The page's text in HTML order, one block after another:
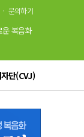
· 문의하기
운 복음화
단(CVJ)